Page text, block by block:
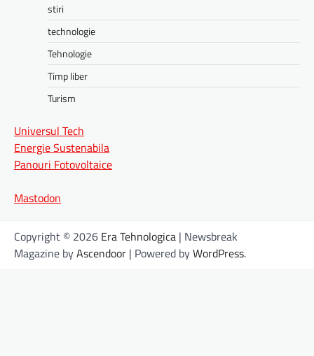
stiri
technologie
Tehnologie
Timp liber
Turism
Universul Tech
Energie Sustenabila
Panouri Fotovoltaice
Mastodon
Copyright © 2026 Era Tehnologica | Newsbreak
Magazine byAscendoor | Powered byWordPress.